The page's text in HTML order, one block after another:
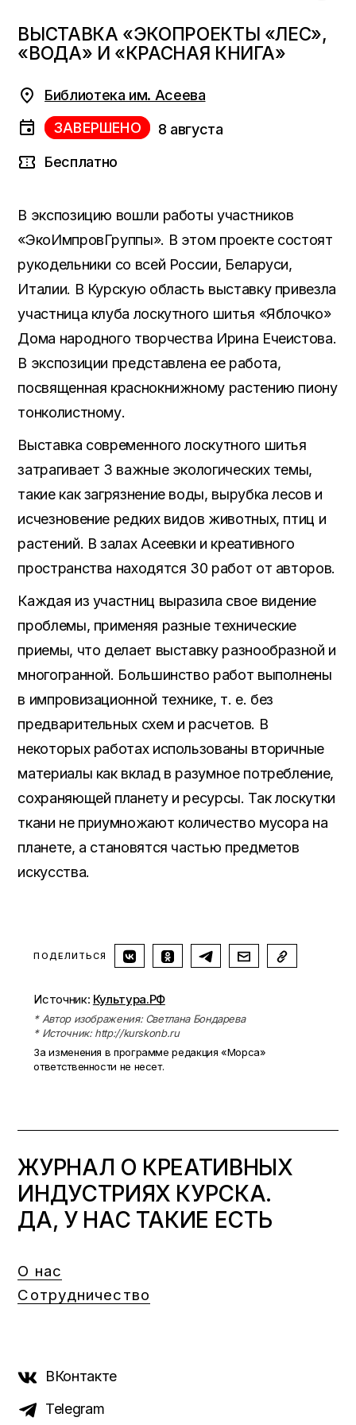
ВЫСТАВКА «ЭКОПРОЕКТЫ «ЛЕС»,
«ВОДА» И «КРАСНАЯ КНИГА»
Библиотека им. Асеева
ЗАВЕРШЕНО
8 августа
Бесплатно
В экспозицию вошли работы участников
«ЭкоИмпровГруппы». В этом проекте состоят
рукодельники со всей России, Беларуси,
Италии. В Курскую область выставку привезла
участница клуба лоскутного шитья «Яблочко»
Дома народного творчества Ирина Ечеистова.
В экспозиции представлена ее работа,
посвященная краснокнижному растению пиону
тонколистному.
Выставка современного лоскутного шитья
затрагивает 3 важные экологических темы,
такие как загрязнение воды, вырубка лесов и
исчезновение редких видов животных, птиц и
растений. В залах Асеевки и креативного
пространства находятся 30 работ от авторов.
Каждая из участниц выразила свое видение
проблемы, применяя разные технические
приемы, что делает выставку разнообразной и
многогранной. Большинство работ выполнены
в импровизационной технике, т. е. без
предварительных схем и расчетов. В
некоторых работах использованы вторичные
материалы как вклад в разумное потребление,
сохраняющей планету и ресурсы. Так лоскутки
ткани не приумножают количество мусора на
планете, а становятся частью предметов
искусства.
ПОДЕЛИТЬСЯ
Источник: Культура.РФ
* Автор изображения: Светлана Бондарева
* Источник: http://kurskonb.ru
За изменения в программе редакция «Морса»
ответственности не несет.
ЖУРНАЛ О КРЕАТИВНЫХ
ИНДУСТРИЯХ КУРСКА.
ДА, У НАС ТАКИЕ ЕСТЬ
О нас
Сотрудничество
ВКонтакте
Telegram